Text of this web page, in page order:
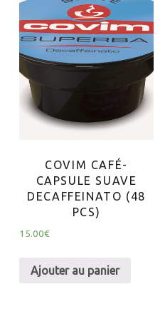
COVIM CAFÉ-
CAPSULE SUAVE
DECAFFEINATO (48
PCS)
15.00€
Ajouter au panier